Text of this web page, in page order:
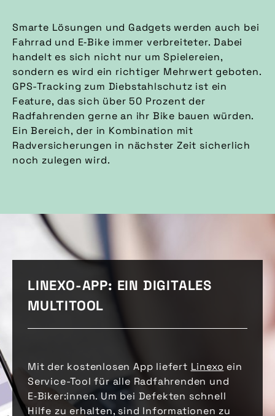
Smarte Lösungen und Gadgets werden auch bei
Fahrrad und E‑Bike immer verbreiteter. Dabei
handelt es sich nicht nur um Spielereien,
sondern es wird ein richtiger Mehrwert geboten.
GPS-Tracking zum Diebstahlschutz ist ein
Feature, das sich über 50 Prozent der
Radfahrenden gerne an ihr Bike bauen würden.
Ein Bereich, der in Kombination mit
Radversicherungen in nächster Zeit sicherlich
noch zulegen wird.
LINEXO-APP: EIN DIGITALES
MULTITOOL
Mit der kostenlosen App liefert Linexo ein
Service-Tool für alle Radfahrenden und
E‑Biker:innen. Um bei Defekten schnell
Hilfe zu erhalten, sind Informationen zu